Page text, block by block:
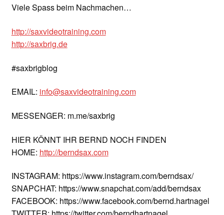
Viele Spass beim Nachmachen…
http://saxvideotraining.com
http://saxbrig.de
#saxbrigblog
EMAIL: info@saxvideotraining.com
MESSENGER: m.me/saxbrig
HIER KÖNNT IHR BERND NOCH FINDEN
HOME: http://berndsax.com
INSTAGRAM: https://www.instagram.com/berndsax/
SNAPCHAT: https://www.snapchat.com/add/berndsax
FACEBOOK: https://www.facebook.com/bernd.hartnagel